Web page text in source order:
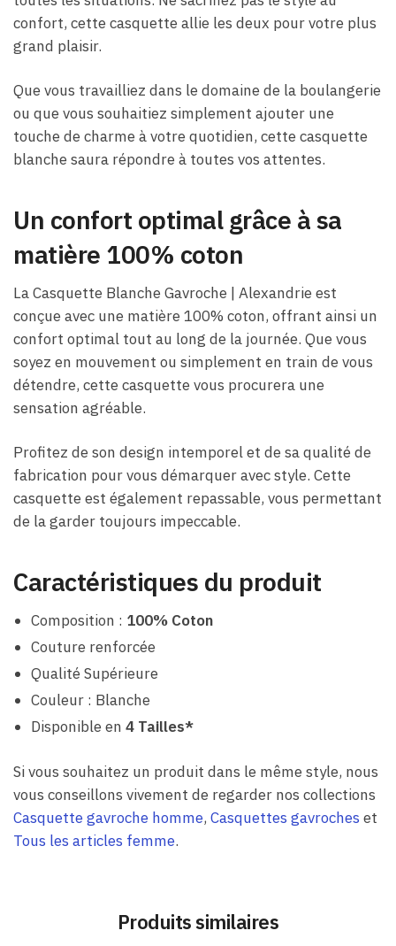
confort, cette casquette allie les deux pour votre plus
grand plaisir.
Que vous travailliez dans le domaine de la boulangerie
ou que vous souhaitiez simplement ajouter une
touche de charme à votre quotidien, cette casquette
blanche saura répondre à toutes vos attentes.
Un confort optimal grâce à sa
matière 100% coton
La Casquette Blanche Gavroche | Alexandrie est
conçue avec une matière 100% coton, offrant ainsi un
confort optimal tout au long de la journée. Que vous
soyez en mouvement ou simplement en train de vous
détendre, cette casquette vous procurera une
sensation agréable.
Profitez de son design intemporel et de sa qualité de
fabrication pour vous démarquer avec style. Cette
casquette est également repassable, vous permettant
de la garder toujours impeccable.
Caractéristiques du produit
Composition : 100% Coton
Couture renforcée
Qualité Supérieure
Couleur : Blanche
Disponible en 4 Tailles*
Si vous souhaitez un produit dans le même style, nous
vous conseillons vivement de regarder nos collections
Casquette gavroche homme, Casquettes gavroches et
Tous les articles femme.
Produits similaires